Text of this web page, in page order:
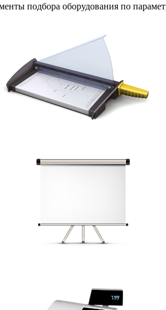
подбора оборудования по